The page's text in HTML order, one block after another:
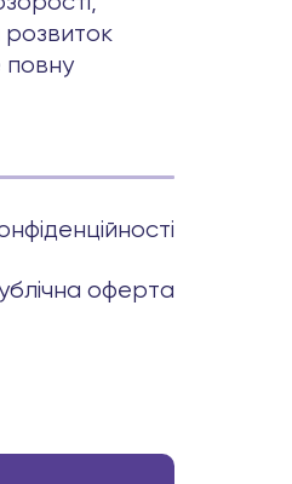
розвиток
повну
оферта